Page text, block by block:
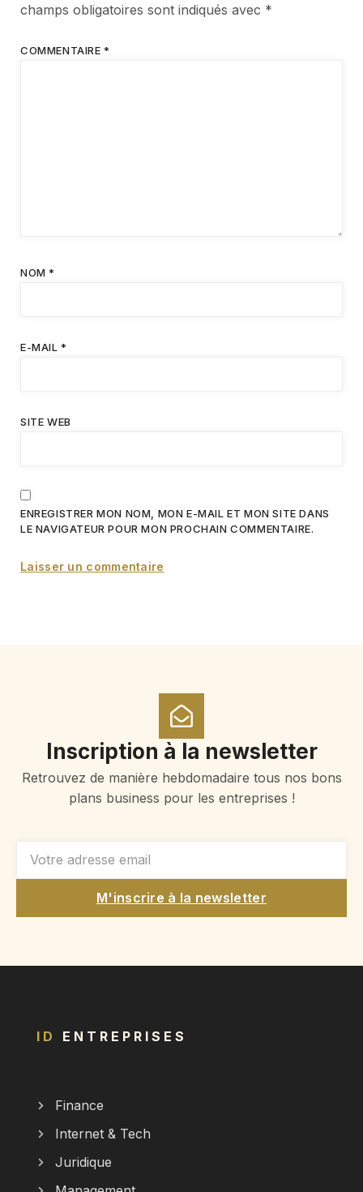
champs obligatoires sont indiqués avec *
COMMENTAIRE*
NOM*
E-MAIL*
SITE WEB
ENREGISTRER MON NOM, MON E-MAIL ET MON SITE DANS
LE NAVIGATEUR POUR MON PROCHAIN COMMENTAIRE.
Inscription à la newsletter
Retrouvez de manière hebdomadaire tous nos bons
plans business pour les entreprises !
M'inscrire à la newsletter
ID ENTREPRISES
Finance
Internet & Tech
Juridique